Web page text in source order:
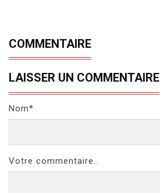
COMMENTAIRE
LAISSER UN COMMENTAIRE
Nom*
Votre commentaire..